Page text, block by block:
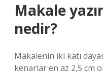
Makale
nedir?
Makalenin iki katı
kenarlar en az 2,5 cm